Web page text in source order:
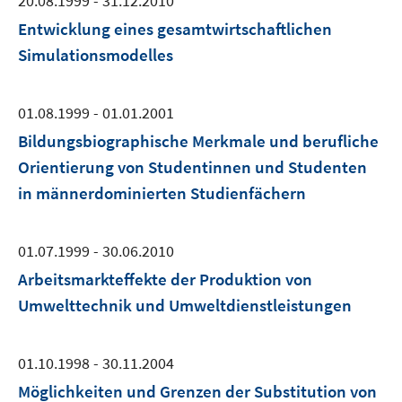
Entwicklung eines gesamtwirtschaftlichen
Simulationsmodelles
01.08.1999 - 01.01.2001
Bildungsbiographische Merkmale und berufliche
Orientierung von Studentinnen und Studenten
in männerdominierten Studienfächern
01.07.1999 - 30.06.2010
Arbeitsmarkteffekte der Produktion von
Umwelttechnik und Umweltdienstleistungen
01.10.1998 - 30.11.2004
Möglichkeiten und Grenzen der Substitution von